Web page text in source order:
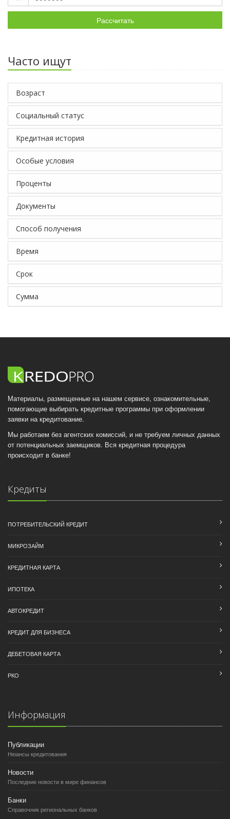
Рассчитать
Часто ищут
Возраст
Социальный статус
Кредитная история
Особые условия
Проценты
Документы
Способ получения
Время
Срок
Сумма
Материалы, размещенные на нашем сервисе, ознакомительные,
помогающие выбирать кредитные программы при оформлении
заявки на кредитование.
Мы работаем без агентских комиссий, и не требуем личных данных
от потенциальных заемщиков. Вся кредитная процедура
происходит в банке!
Кредиты
ПОТРЕБИТЕЛЬСКИЙ КРЕДИТ
МИКРОЗАЙМ
КРЕДИТНАЯ КАРТА
ИПОТЕКА
АВТОКРЕДИТ
КРЕДИТ ДЛЯ БИЗНЕСА
ДЕБЕТОВАЯ КАРТА
РКО
Информация
Публикации
Нюансы кредитования
Новости
Последние новости в мире финансов
Банки
Справочник региональных банков